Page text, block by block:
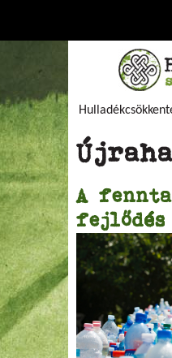
A
fejlődés